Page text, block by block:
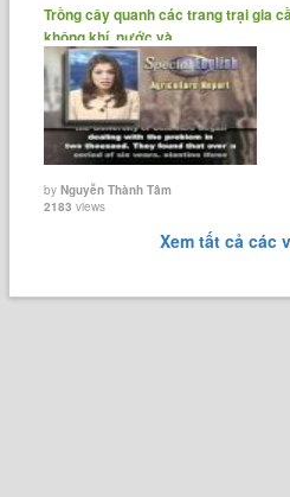
Trồng cây quanh các trang trại gia
không khí, nước và......
byNguyễn Thành Tâm
2183 views
Xem tất cả các